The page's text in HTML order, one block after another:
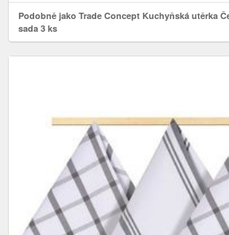
Podobně jako Trade Concept Kuchyňská utěrka
sada 3 ks